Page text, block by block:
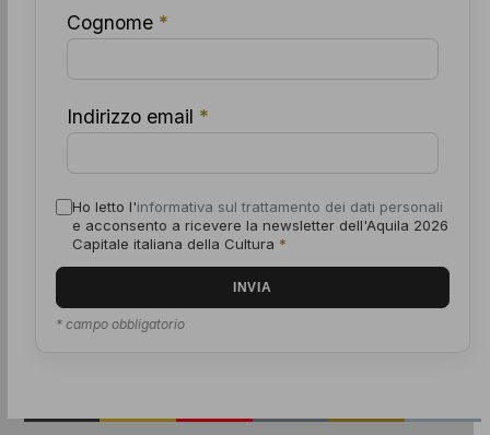
Cognome *
Indirizzo email *
Ho letto l'informativa sul trattamento dei dati personali
e acconsento a ricevere la newsletter dell'Aquila 2026
Capitale italiana della Cultura *
* campo obbligatorio